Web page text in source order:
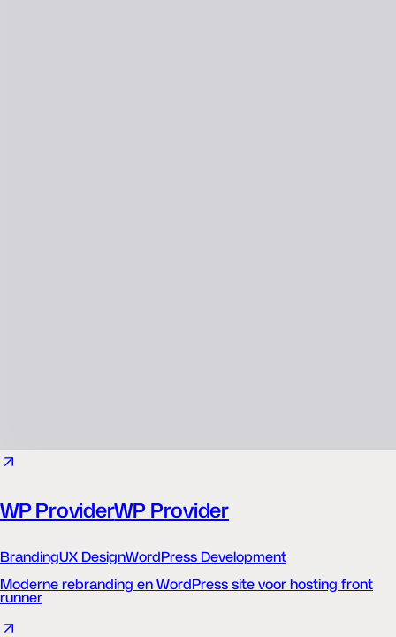
WP ProviderWP Provider
BrandingUX DesignWordPress Development
Moderne rebranding en WordPress site voor hosting front
runner